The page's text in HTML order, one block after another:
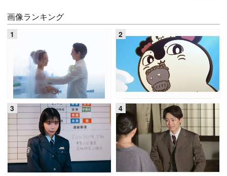
画像ランキング